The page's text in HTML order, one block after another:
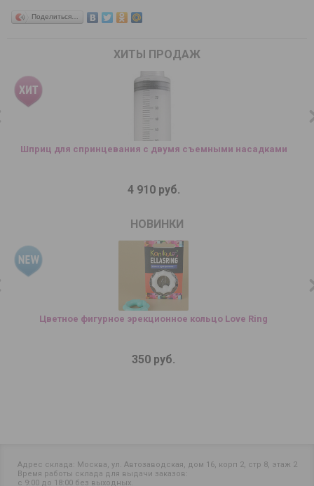
Поделиться…
ХИТЫ ПРОДАЖ
Шприц для спринцевания с двумя съемными насадками
4 910 руб.
НОВИНКИ
Цветное фигурное эрекционное кольцо Love Ring
350 руб.
Адрес склада: Москва, ул. Автозаводская, дом 16, корп 2, стр 8, этаж 2
Время работы склада для выдачи заказов:
с 9:00 до 18:00 без выходных.